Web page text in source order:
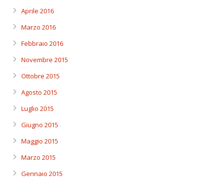
Aprile 2016
Marzo 2016
Febbraio 2016
Novembre 2015
Ottobre 2015
Agosto 2015
Luglio 2015
Giugno 2015
Maggio 2015
Marzo 2015
Gennaio 2015